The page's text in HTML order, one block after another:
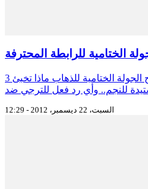
الختامية للرابطة المحترفة
3 مباريات اليوم في مفتتح الجولة الختامية للذهاب ماذا تخبئ
السبت، 22 ديسمبر، 2012 - 12:29